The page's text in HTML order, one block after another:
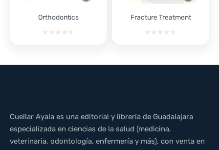
Orthodontics Fracture Treatment
Cuellar Ayala es una editorial y librería de Guadalajara
especializada en ciencias de la salud (medicina,
veterinaria, odontología, enfermería y más), con venta en